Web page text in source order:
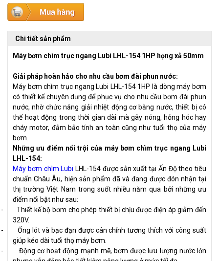
Chi tiết sản phẩm
Máy bơm chìm trục ngang Lubi LHL-154 1HP họng xả 50mm
Giải pháp hoàn hảo cho nhu cầu bơm đài phun nước:
Máy bơm chìm trục ngang Lubi LHL-154 1HP là dòng máy bơm
có thiết kế chuyên dụng để phục vụ cho nhu cầu bơm đài phun
nước, nhờ chức năng giải nhiệt động cơ bằng nước, thiết bị có
thể hoạt động trong thời gian dài mà gây nóng, hỏng hóc hay
cháy motor, đảm bảo tính an toàn cũng như tuổi thọ của máy
bơm.
Những ưu điểm nổi trội của máy bơm chìm trục ngang Lubi
LHL-154:
Máy bơm chìm Lubi LHL-154 được sản xuất tại Ấn Độ theo tiêu
chuẩn Châu Âu, hiện sản phẩm đã và đang được đón nhận tại
thị trường Việt Nam trong suốt nhiều năm qua bởi những ưu
điểm nổi bật như sau:
-
Thiết kế bộ bơm cho phép thiết bị chịu được điện áp giảm đến
320V.
-
Ống lót và bạc đạn được cân chỉnh tương thích với công suất
giúp kéo dài tuổi thọ máy bơm.
-
Động cơ hoạt động mạnh mẽ, bơm được lưu lượng nước lớn